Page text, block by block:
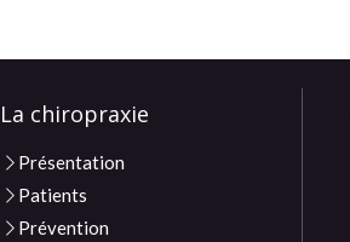
La chiropraxie
Présentation
Patients
Prévention